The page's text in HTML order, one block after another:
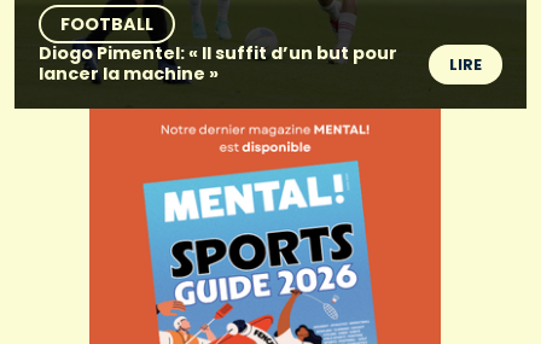
FOOTBALL
Diogo Pimentel: « Il suffit d’un but pour
lancer la machine »
LIRE